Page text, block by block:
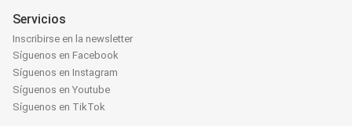
Servicios
Inscribirse en la newsletter
Síguenos en Facebook
Síguenos en Instagram
Síguenos en Youtube
Síguenos en TikTok